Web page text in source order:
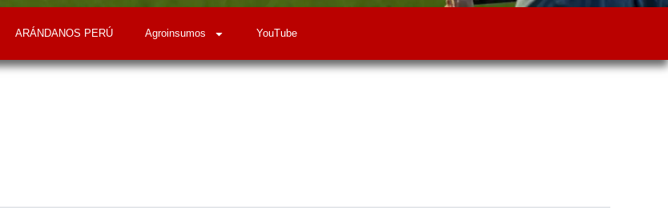
ARÁNDANOS PERÚ Agroinsumos YouTube